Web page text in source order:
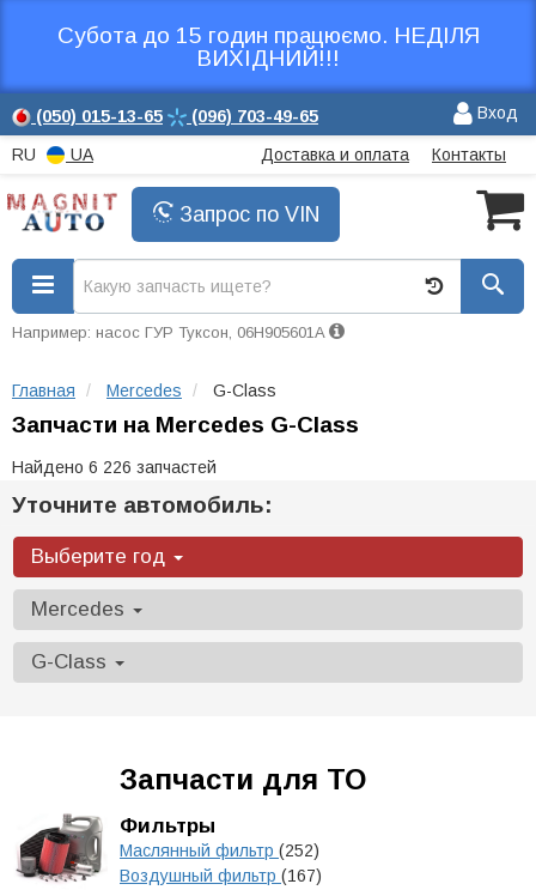
Субота до 15 годин працюємо. НЕДІЛЯ
ВИХІДНИЙ!!!
(050) 015-13-65 (096) 703-49-65 Вход
RU UA Доставка и оплата Контакты
Запрос по VIN
Например: насос ГУР Туксон, 06H905601A
Главная Mercedes G-Class
Запчасти на Mercedes G-Class
Найдено 6 226 запчастей
Уточните автомобиль:
Выберите год
Mercedes
G-Class
Запчасти для ТО
Фильтры
Маслянный фильтр (252)
Воздушный фильтр (167)